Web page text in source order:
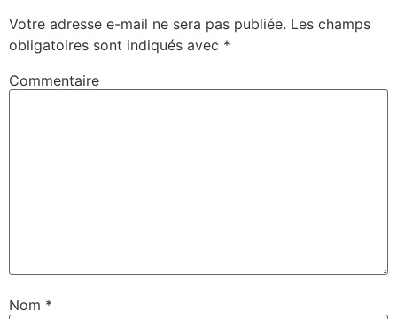
Votre adresse e-mail ne sera pas publiée. Les champs
obligatoires sont indiqués avec *
Commentaire
Nom *